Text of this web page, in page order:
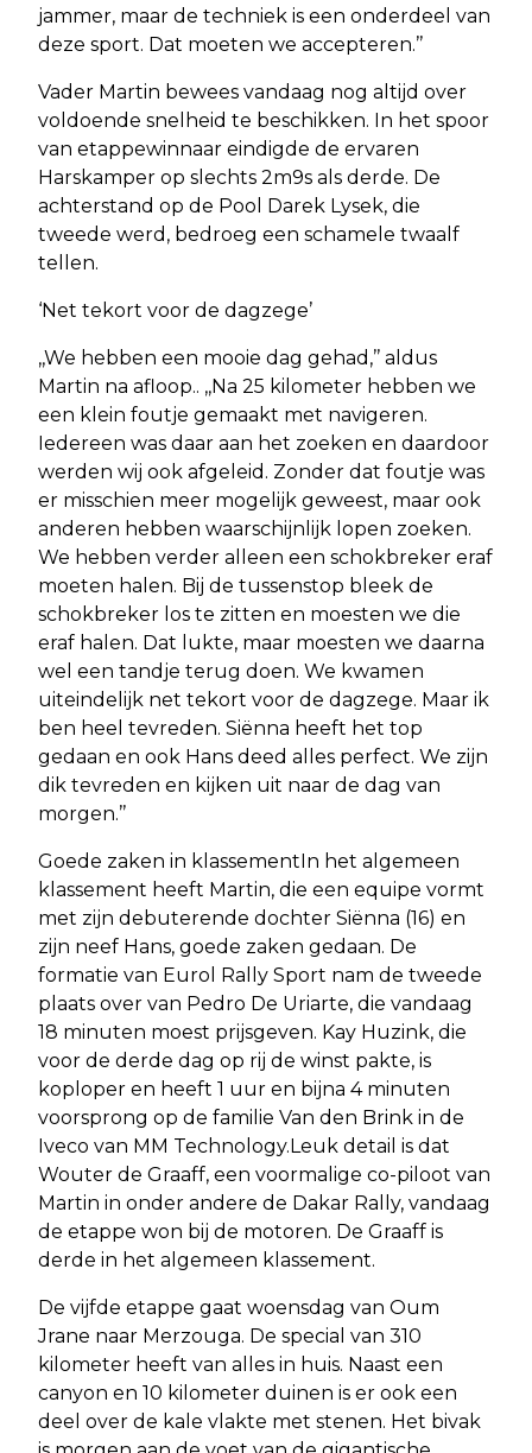
jammer, maar de techniek is een onderdeel van
deze sport. Dat moeten we accepteren.’’
Vader Martin bewees vandaag nog altijd over
voldoende snelheid te beschikken. In het spoor
van etappewinnaar eindigde de ervaren
Harskamper op slechts 2m9s als derde. De
achterstand op de Pool Darek Lysek, die
tweede werd, bedroeg een schamele twaalf
tellen.
‘Net tekort voor de dagzege’
,,We hebben een mooie dag gehad,’’ aldus
Martin na afloop.. ,,Na 25 kilometer hebben we
een klein foutje gemaakt met navigeren.
Iedereen was daar aan het zoeken en daardoor
werden wij ook afgeleid. Zonder dat foutje was
er misschien meer mogelijk geweest, maar ook
anderen hebben waarschijnlijk lopen zoeken.
We hebben verder alleen een schokbreker eraf
moeten halen. Bij de tussenstop bleek de
schokbreker los te zitten en moesten we die
eraf halen. Dat lukte, maar moesten we daarna
wel een tandje terug doen. We kwamen
uiteindelijk net tekort voor de dagzege. Maar ik
ben heel tevreden. Siënna heeft het top
gedaan en ook Hans deed alles perfect. We zijn
dik tevreden en kijken uit naar de dag van
morgen.’’
Goede zaken in klassementIn het algemeen
klassement heeft Martin, die een equipe vormt
met zijn debuterende dochter Siënna (16) en
zijn neef Hans, goede zaken gedaan. De
formatie van Eurol Rally Sport nam de tweede
plaats over van Pedro De Uriarte, die vandaag
18 minuten moest prijsgeven. Kay Huzink, die
voor de derde dag op rij de winst pakte, is
koploper en heeft 1 uur en bijna 4 minuten
voorsprong op de familie Van den Brink in de
Iveco van MM Technology.Leuk detail is dat
Wouter de Graaff, een voormalige co-piloot van
Martin in onder andere de Dakar Rally, vandaag
de etappe won bij de motoren. De Graaff is
derde in het algemeen klassement.
De vijfde etappe gaat woensdag van Oum
Jrane naar Merzouga. De special van 310
kilometer heeft van alles in huis. Naast een
canyon en 10 kilometer duinen is er ook een
deel over de kale vlakte met stenen. Het bivak